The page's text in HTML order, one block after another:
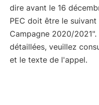
dire avant le 16
PEC doit être le suivant
Campagne 2020/
détaillées, veuillez
et le texte de l'appel.